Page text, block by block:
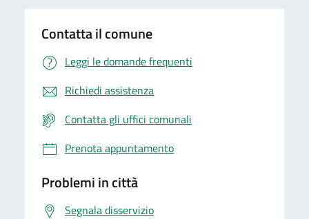
Contatta il comune
Leggi le domande frequenti
Richiedi assistenza
Contatta gli uffici comunali
Prenota appuntamento
Problemi in città
Segnala disservizio